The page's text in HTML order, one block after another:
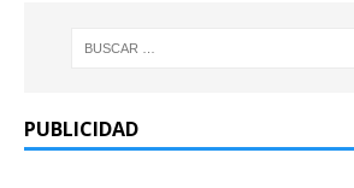
PUBLICIDAD